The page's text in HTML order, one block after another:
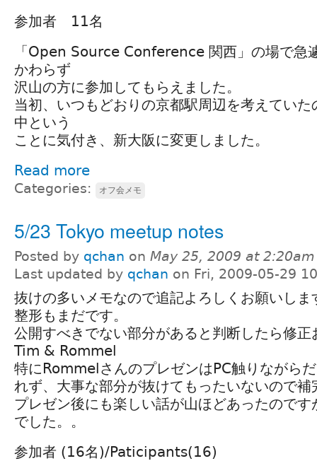
参加者 11名
「Open Source Conference 関西」の場で急
かわらず
沢山の方に参加してもらえました。
当初、いつもどおりの京都駅周辺を考えてい
中という
ことに気付き、新大阪に変更しました。
Read more
Categories: オフ会メモ
5/23 Tokyo meetup notes
Posted by qchan on May 25, 2009 at 2:20am
Last updated by qchan on Fri, 2009-05-29
抜けの多いメモなので追記よろしくお願いし
整形もまだです。
公開すべきでない部分があると判断したら修正
Tim & Rommel
特にRommelさんのプレゼンはPC触りながら
れず、大事な部分が抜けてもったいないので
プレゼン後にも楽しい話が山ほどあったので
でした。。
参加者 (16名)/Paticipants(16)